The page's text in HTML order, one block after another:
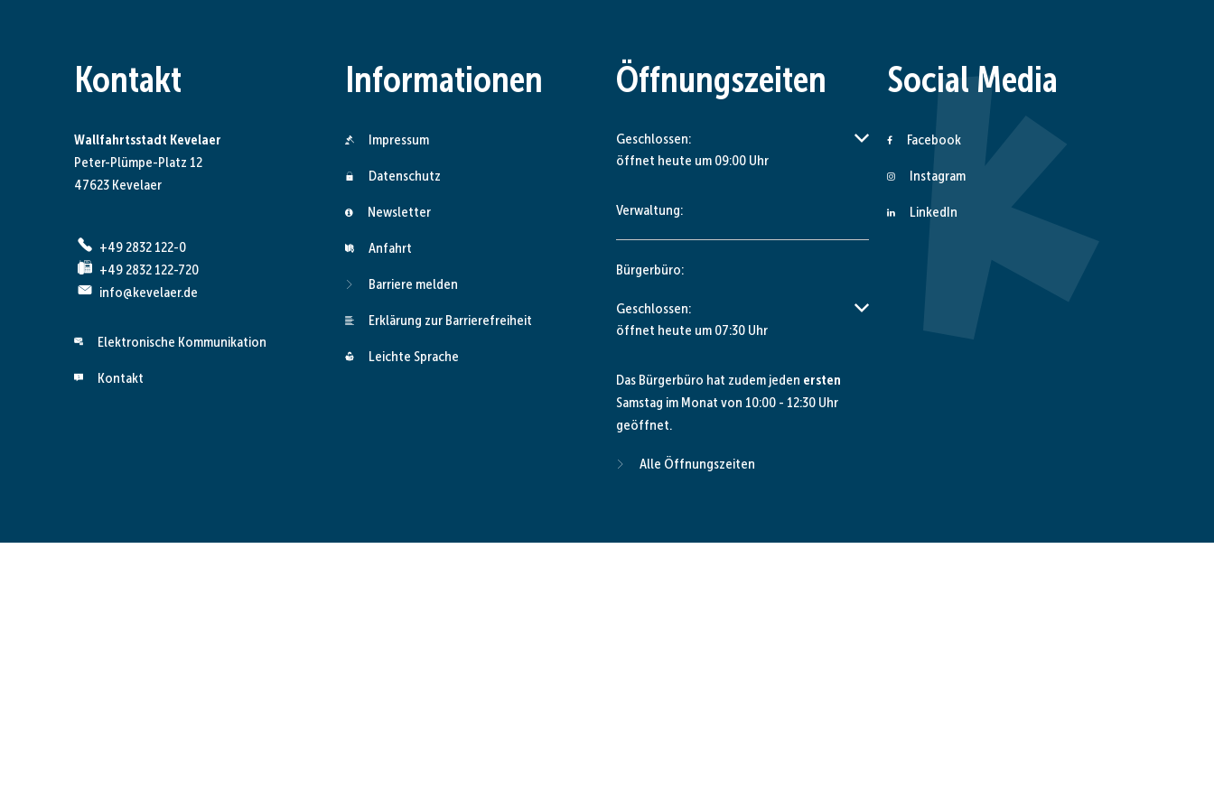
Kontakt
Wallfahrtsstadt Kevelaer
Peter-Plümpe-Platz 12
47623 Kevelaer
+49 2832 122-0
+49 2832 122-720
info@kevelaer.de
Elektronische Kommunikation
Kontakt
Informationen
Impressum
Datenschutz
Newsletter
Anfahrt
Barriere melden
Erklärung zur Barrierefreiheit
Leichte Sprache
Öffnungszeiten
Klicken, um weitere Öffnungs- oder Schließzeiten auszublenden
Geschlossen:
öffnet heute um 09:00 Uhr
Verwaltung:
Bürgerbüro:
Klicken, um weitere Öffnungs- oder Schließzeiten auszublenden
Geschlossen:
öffnet heute um 07:30 Uhr
Das Bürgerbüro hat zudem jeden ersten
Samstag im Monat von 10:00 - 12:30 Uhr
geöffnet.
Alle Öffnungszeiten
Social Media
Facebook
Instagram
LinkedIn